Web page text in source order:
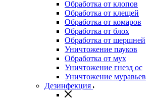
Обработка от клопов
Обработка от клещей
Обработка от комаров
Обработка от блох
Обработка от шершней
Уничтожение пауков
Обработка от мух
Уничтожение гнезд ос
Уничтожение муравьев
Дезинфекция